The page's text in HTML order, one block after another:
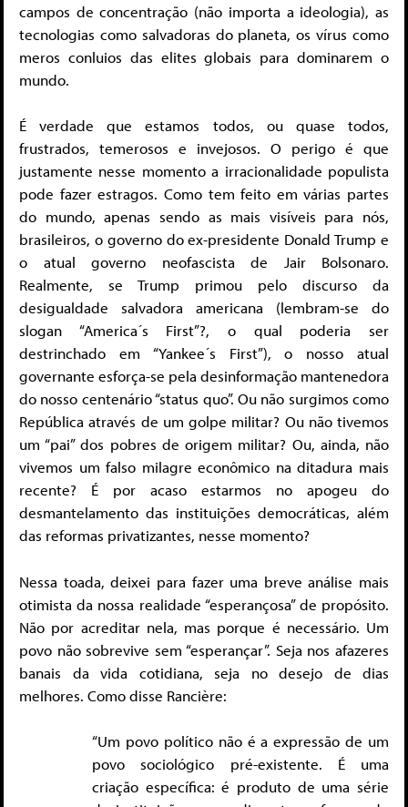
campos de concentração (não importa a ideologia), as
tecnologias como salvadoras do planeta, os vírus como
meros conluios das elites globais para dominarem o
mundo.
É verdade que estamos todos, ou quase todos,
frustrados, temerosos e invejosos. O perigo é que
justamente nesse momento a irracionalidade populista
pode fazer estragos. Como tem feito em várias partes
do mundo, apenas sendo as mais visíveis para nós,
brasileiros, o governo do ex-presidente Donald Trump e
o atual governo neofascista de Jair Bolsonaro.
Realmente, se Trump primou pelo discurso da
desigualdade salvadora americana (lembram-se do
slogan “America´s First”?, o qual poderia ser
destrinchado em “Yankee´s First”), o nosso atual
governante esforça-se pela desinformação mantenedora
do nosso centenário “status quo”. Ou não surgimos como
República através de um golpe militar? Ou não tivemos
um “pai” dos pobres de origem militar? Ou, ainda, não
vivemos um falso milagre econômico na ditadura mais
recente? É por acaso estarmos no apogeu do
desmantelamento das instituições democráticas, além
das reformas privatizantes, nesse momento?
Nessa toada, deixei para fazer uma breve análise mais
otimista da nossa realidade “esperançosa” de propósito.
Não por acreditar nela, mas porque é necessário. Um
povo não sobrevive sem “esperançar”. Seja nos afazeres
banais da vida cotidiana, seja no desejo de dias
melhores. Como disse Rancière:
“Um povo político não é a expressão de um
povo sociológico pré-existente. É uma
criação específica: é produto de uma série